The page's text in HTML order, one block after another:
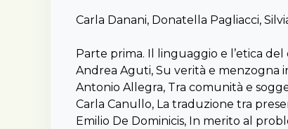
Carla Danani, Donatella Pagliacci,
Parte prima. Il linguaggio e l’etica del
Andrea Aguti, Su verità e menzogna
Antonio Allegra, Tra comunità e
Carla Canullo, La traduzione tra
Emilio De Dominicis, In merito al